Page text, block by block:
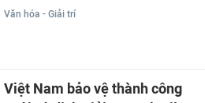
Văn hóa - Giải trí
Việt Nam bảo vệ thành công